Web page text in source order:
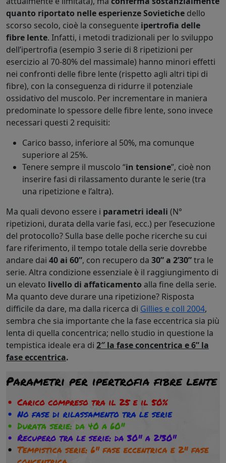
quanto riportato nelle esperienze Sovietiche dello
scorso secolo, cioè la conseguente ipertrofia delle
fibre lente. Infatti, i metodi tradizionali per lo sviluppo
dell’ipertrofia (esempio 3 serie di 8 ripetizioni per
esercizio al 70-80% del massimale) hanno minori effetti
nei confronti delle fibre lente (rispetto agli altri tipi di
fibre), con la conseguenza di ridurre il potenziale
ossidativo del muscolo. Per incrementare in maniera
predominate lo spessore delle fibre lente, sono invece
necessari questi 2 requisiti:
Carico basso, inferiore al 50%, ma comunque
superiore al 25%.
Tenere sempre il muscolo “in tensione”, cioè non
inserire fasi di rilassamento durante le serie (tra
una ripetizione e l’altra).
Ma quali devono essere i parametri ideali (N°
ripetizioni, durata della varie fasi, ecc.) per l’esecuzione
del protocollo? Sulla base delle poche ricerche su cui
fare riferimento, il tempo totale della serie dovrebbe
andare dai 40 ai 60”, con recupero da 30” a 2’30”tra le
serie. Altra condizione essenziale è il raggiungimento di
un elevato livello di affaticamento alla fine della serie.
Ma quanto deve durare una ripetizione? Risposta
difficile da dare, ma dalla ricerca di Gillies e coll 2004,
sembra che sia importante che la fase eccentrica sia più
lenta di quella concentrica; nello studio in questione la
tempistica ideale era di 2″ la fase concentrica e 6” la
fase eccentrica.